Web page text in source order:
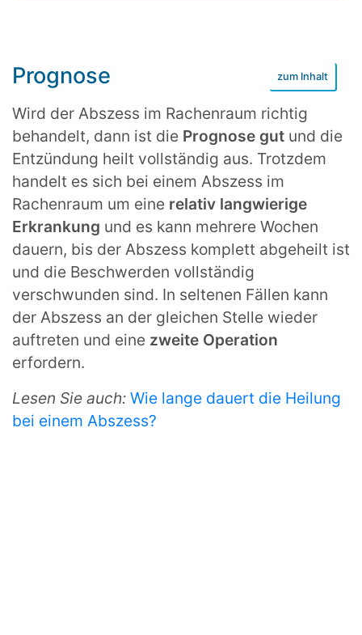
Prognose
Wird der Abszess im Rachenraum richtig
behandelt, dann ist die Prognose gut und die
Entzündung heilt vollständig aus. Trotzdem
handelt es sich bei einem Abszess im
Rachenraum um eine relativ langwierige
Erkrankung und es kann mehrere Wochen
dauern, bis der Abszess komplett abgeheilt ist
und die Beschwerden vollständig
verschwunden sind. In seltenen Fällen kann
der Abszess an der gleichen Stelle wieder
auftreten und eine zweite Operation
erfordern.
Lesen Sie auch: Wie lange dauert die Heilung
bei einem Abszess?